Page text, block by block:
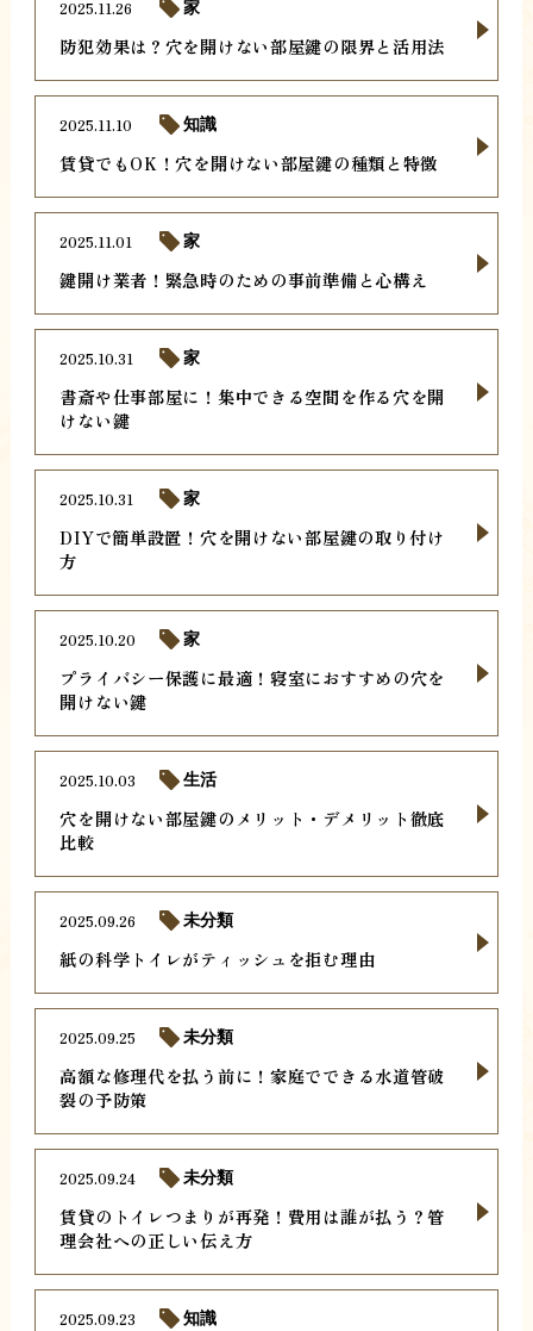
防犯効果は？穴を開けない部屋鍵の限界と活用法
2025.11.26 家
賃貸でもOK！穴を開けない部屋鍵の種類と特徴
2025.11.10 知識
鍵開け業者！緊急時のための事前準備と心構え
2025.11.01 家
書斎や仕事部屋に！集中できる空間を作る穴を開
けない鍵
2025.10.31 家
DIYで簡単設置！穴を開けない部屋鍵の取り付け
方
2025.10.31 家
プライバシー保護に最適！寝室におすすめの穴を
開けない鍵
2025.10.20 家
穴を開けない部屋鍵のメリット・デメリット徹底
比較
2025.10.03 生活
紙の科学トイレがティッシュを拒む理由
2025.09.26 未分類
高額な修理代を払う前に！家庭でできる水道管破
裂の予防策
2025.09.25 未分類
賃貸のトイレつまりが再発！費用は誰が払う？管
理会社への正しい伝え方
2025.09.24 未分類
2025.09.23 知識